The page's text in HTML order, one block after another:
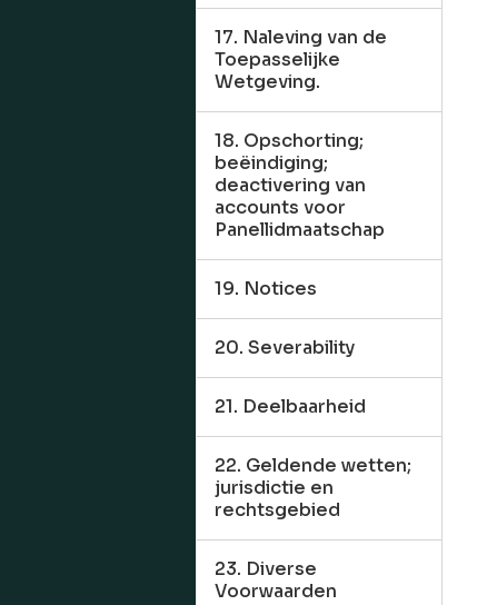
17. Naleving van de
Toepasselijke
Wetgeving.
18. Opschorting;
beëindiging;
deactivering van
accounts voor
Panellidmaatschap
19. Notices
20. Severability
21. Deelbaarheid
22. Geldende wetten;
jurisdictie en
rechtsgebied
23. Diverse
Voorwaarden